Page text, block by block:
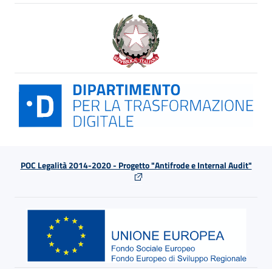
POC Legalità 2014-2020 - Progetto "Antifrode e Internal Audit"